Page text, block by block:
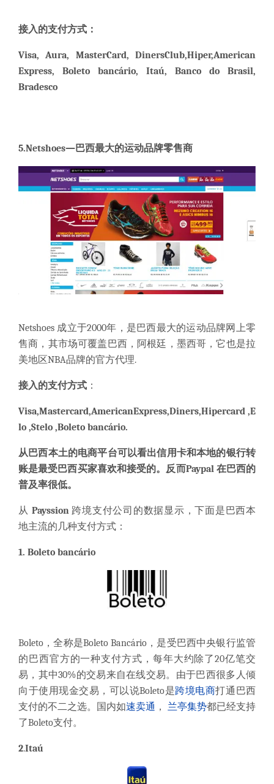
接入的支付方式：
Visa, Aura, MasterCard, DinersClub,Hiper,American
Express, Boleto bancário, Itaú, Banco do Brasil,
Bradesco
5.Netshoes—巴西最大的运动品牌零售商
Netshoes 成立于2000年，是巴西最大的运动品牌网上零
售商，其市场可覆盖巴西，阿根廷，墨西哥，它也是拉
美地区NBA品牌的官方代理.
接入的支付方式 ：
Visa,Mastercard,AmericanExpress,Diners,Hipercard ,E
lo ,Stelo ,Boleto bancário.
从巴西本土的电商平台可以看出信用卡和本地的银行转
账是最受巴西买家喜欢和接受的。反而Paypal 在巴西的
普及率很低。
从 Payssion 跨境支付公司的数据显示，下面是巴西本
地主流的几种支付方式：
1. Boleto bancário
Boleto，全称是Boleto Bancário，是受巴西中央银行监管
的巴西官方的一种支付方式，每年大约除了20亿笔交
易，其中30%的交易来自在线交易。由于巴西很多人倾
向于使用现金交易，可以说Boleto是跨境电商打通巴西
支付的不二之选。国内如速卖通 ， 兰亭集势都已经支持
了Boleto支付。
2.Itaú